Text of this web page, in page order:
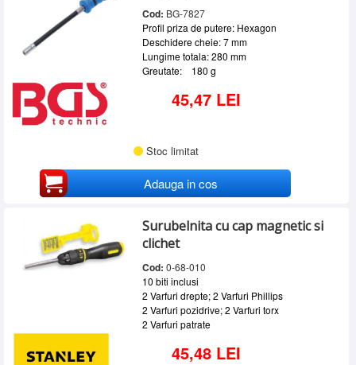
Cod: BG-7827
Profil priza de putere: Hexagon
Deschidere cheie: 7 mm
Lungime totala: 280 mm
Greutate: 180 g
45,47 LEI
Stoc limitat
Adauga in cos
Surubelnita cu cap magnetic si
clichet
Cod: 0-68-010
10 biti inclusi
2 Varfuri drepte; 2 Varfuri Phillips
2 Varfuri pozidrive; 2 Varfuri torx
2 Varfuri patrate
45,48 LEI